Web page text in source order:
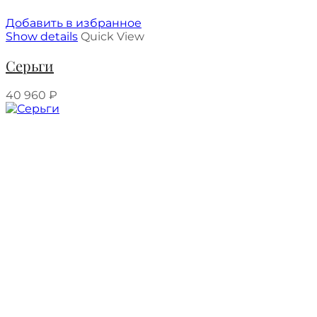
Добавить в избранное
Show details Quick View
Серьги
40 960 ₽